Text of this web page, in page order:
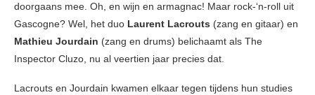
doorgaans mee. Oh, en wijn en armagnac! Maar rock-‘n-roll uit
Gascogne? Wel, het duo Laurent Lacrouts (zang en gitaar) en
Mathieu Jourdain (zang en drums) belichaamt als The
Inspector Cluzo, nu al veertien jaar precies dat.
Lacrouts en Jourdain kwamen elkaar tegen tijdens hun studies